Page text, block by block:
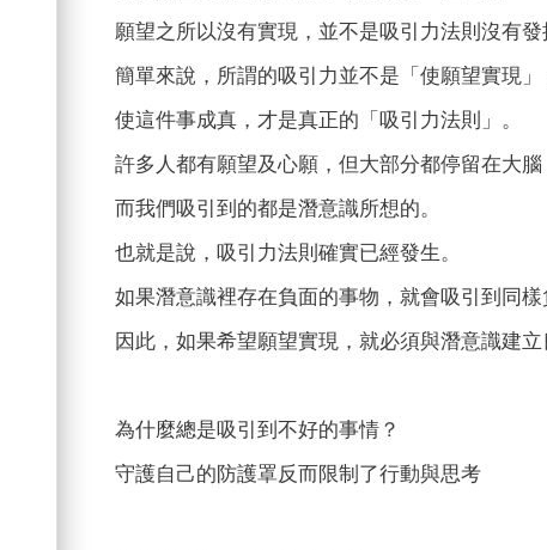
願望之所以沒有實現，並不是吸引力法則沒有
簡單來說，所謂的吸引力並不是「使願望實現
使這件事成真，才是真正的「吸引力法則」。
許多人都有願望及心願，但大部分都停留在大
而我們吸引到的都是潛意識所想的。
也就是說，吸引力法則確實已經發生。
如果潛意識裡存在負面的事物，就會吸引到同樣
因此，如果希望願望實現，就必須與潛意識建立
為什麼總是吸引到不好的事情？
守護自己的防護罩反而限制了行動與思考